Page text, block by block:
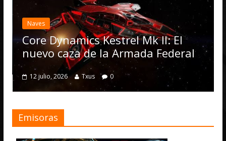
Naves
Core Dynamics Kestrel Mk II: El
nuevo caza de la Armada Federal
12 julio, 2026 Txus 0
Emisoras